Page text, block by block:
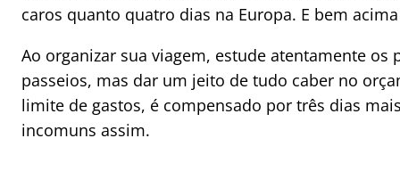
caros quanto quatro dias na Europa. E bem
Ao organizar sua viagem, estude atentamente
passeios, mas dar um jeito de tudo caber no
limite de gastos, é compensado por três dias
incomuns assim.